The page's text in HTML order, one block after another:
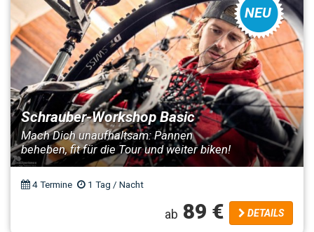
NEU
Schrauber-Workshop Basic
Mach Dich unaufhaltsam: Pannen
beheben, fit für die Tour und weiter biken!
4 Termine 1 Tag / Nacht
DETAILS
ab 89 €